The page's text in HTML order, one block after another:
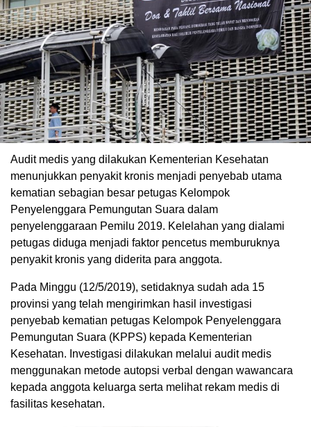
Audit medis yang dilakukan Kementerian Kesehatan
menunjukkan penyakit kronis menjadi penyebab utama
kematian sebagian besar petugas Kelompok
Penyelenggara Pemungutan Suara dalam
penyelenggaraan Pemilu 2019. Kelelahan yang dialami
petugas diduga menjadi faktor pencetus memburuknya
penyakit kronis yang diderita para anggota.
Pada Minggu (12/5/2019), setidaknya sudah ada 15
provinsi yang telah mengirimkan hasil investigasi
penyebab kematian petugas Kelompok Penyelenggara
Pemungutan Suara (KPPS) kepada Kementerian
Kesehatan. Investigasi dilakukan melalui audit medis
menggunakan metode autopsi verbal dengan wawancara
kepada anggota keluarga serta melihat rekam medis di
fasilitas kesehatan.